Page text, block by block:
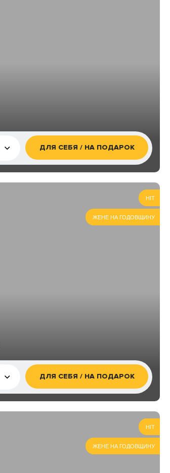
грн
ДЛЯ СЕБЯ / НА ПОДАРОК
HIT
ЖЕНЕ НА ГОДОВЩИНУ
ДЛЯ СЕБЯ / НА ПОДАРОК
HIT
ЖЕНЕ НА ГОДОВЩИНУ